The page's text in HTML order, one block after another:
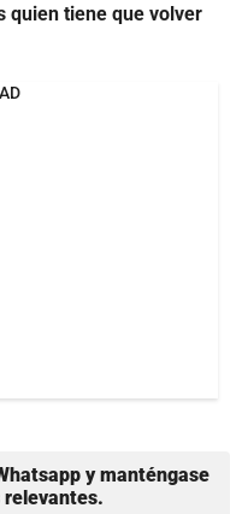
quien tiene que volver
y manténgase
relevantes.